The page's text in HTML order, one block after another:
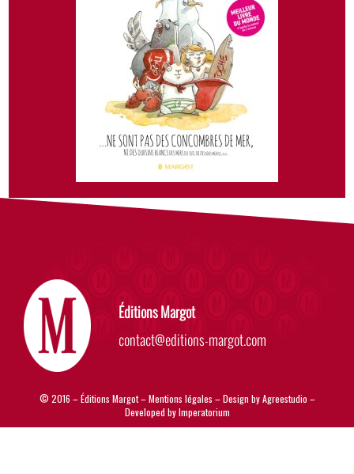
Éditions Margot
contact@editions-margot.com
© 2016 – Éditions Margot –Mentions légales – Design byAgreestudio –
Developed byImperatorium